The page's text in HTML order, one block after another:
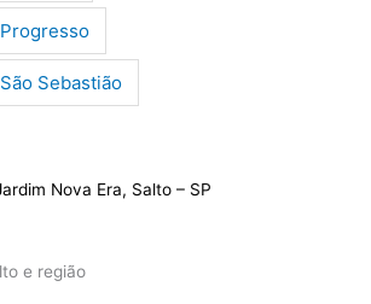
Sebastião
Nova Era, Salto – SP
e região